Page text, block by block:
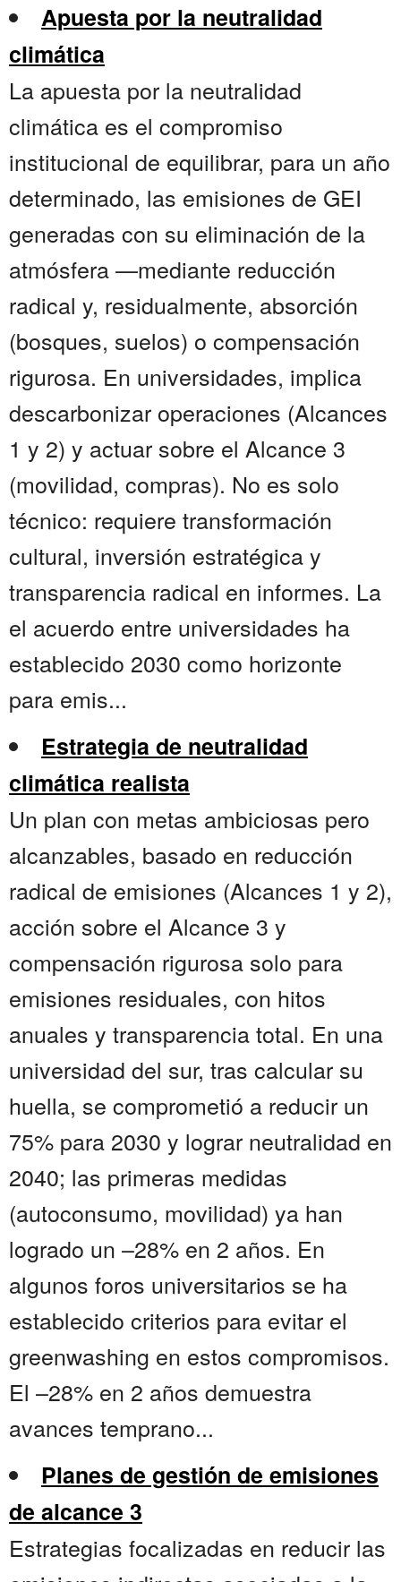
Apuesta por la neutralidad
climática
La apuesta por la neutralidad
climática es el compromiso
institucional de equilibrar, para un año
determinado, las emisiones de GEI
generadas con su eliminación de la
atmósfera —mediante reducción
radical y, residualmente, absorción
(bosques, suelos) o compensación
rigurosa. En universidades, implica
descarbonizar operaciones (Alcances
1 y 2) y actuar sobre el Alcance 3
(movilidad, compras). No es solo
técnico: requiere transformación
cultural, inversión estratégica y
transparencia radical en informes. La
el acuerdo entre universidades ha
establecido 2030 como horizonte
para emis...
Estrategia de neutralidad
climática realista
Un plan con metas ambiciosas pero
alcanzables, basado en reducción
radical de emisiones (Alcances 1 y 2),
acción sobre el Alcance 3 y
compensación rigurosa solo para
emisiones residuales, con hitos
anuales y transparencia total. En una
universidad del sur, tras calcular su
huella, se comprometió a reducir un
75% para 2030 y lograr neutralidad en
2040; las primeras medidas
(autoconsumo, movilidad) ya han
logrado un –28% en 2 años. En
algunos foros universitarios se ha
establecido criterios para evitar el
greenwashing en estos compromisos.
El –28% en 2 años demuestra
avances temprano...
Planes de gestión de emisiones
de alcance 3
Estrategias focalizadas en reducir las